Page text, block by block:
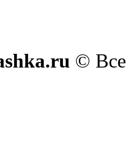
© Все